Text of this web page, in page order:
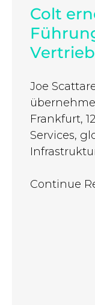
Colt
Vertrieb
Joe
Frankfurt,
Services,
Continue